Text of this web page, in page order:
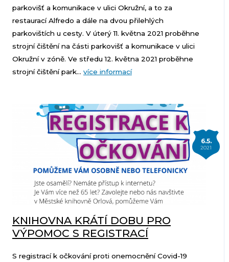
parkovišť a komunikace v ulici Okružní, a to za
restaurací Alfredo a dále na dvou přilehlých
parkovištích u cesty. V úterý 11. května 2021 proběhne
strojní čištění na části parkovišť a komunikace v ulici
Okružní v zóně. Ve středu 12. května 2021 proběhne
strojní čištění park... více informací
6.5.
2021
KNIHOVNA KRÁTÍ DOBU PRO
VÝPOMOC S REGISTRACÍ
S registrací k očkování proti onemocnění Covid-19